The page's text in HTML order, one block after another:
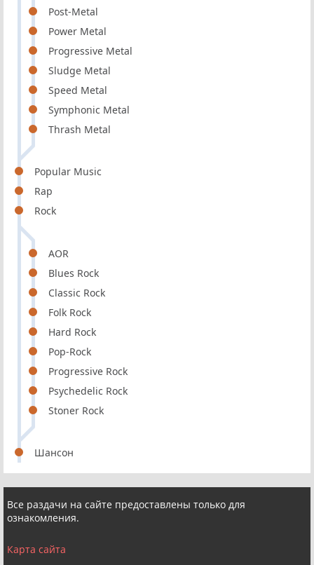
Post-Metal
Power Metal
Progressive Metal
Sludge Metal
Speed Metal
Symphonic Metal
Thrash Metal
Popular Music
Rap
Rock
AOR
Blues Rock
Classic Rock
Folk Rock
Hard Rock
Pop-Rock
Progressive Rock
Psychedelic Rock
Stoner Rock
Шансон
Все раздачи на сайте предоставлены только для
ознакомления.
Карта сайта